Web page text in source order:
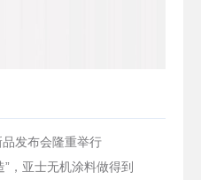
品发布会隆重举行
，亚士无机涂料做得到